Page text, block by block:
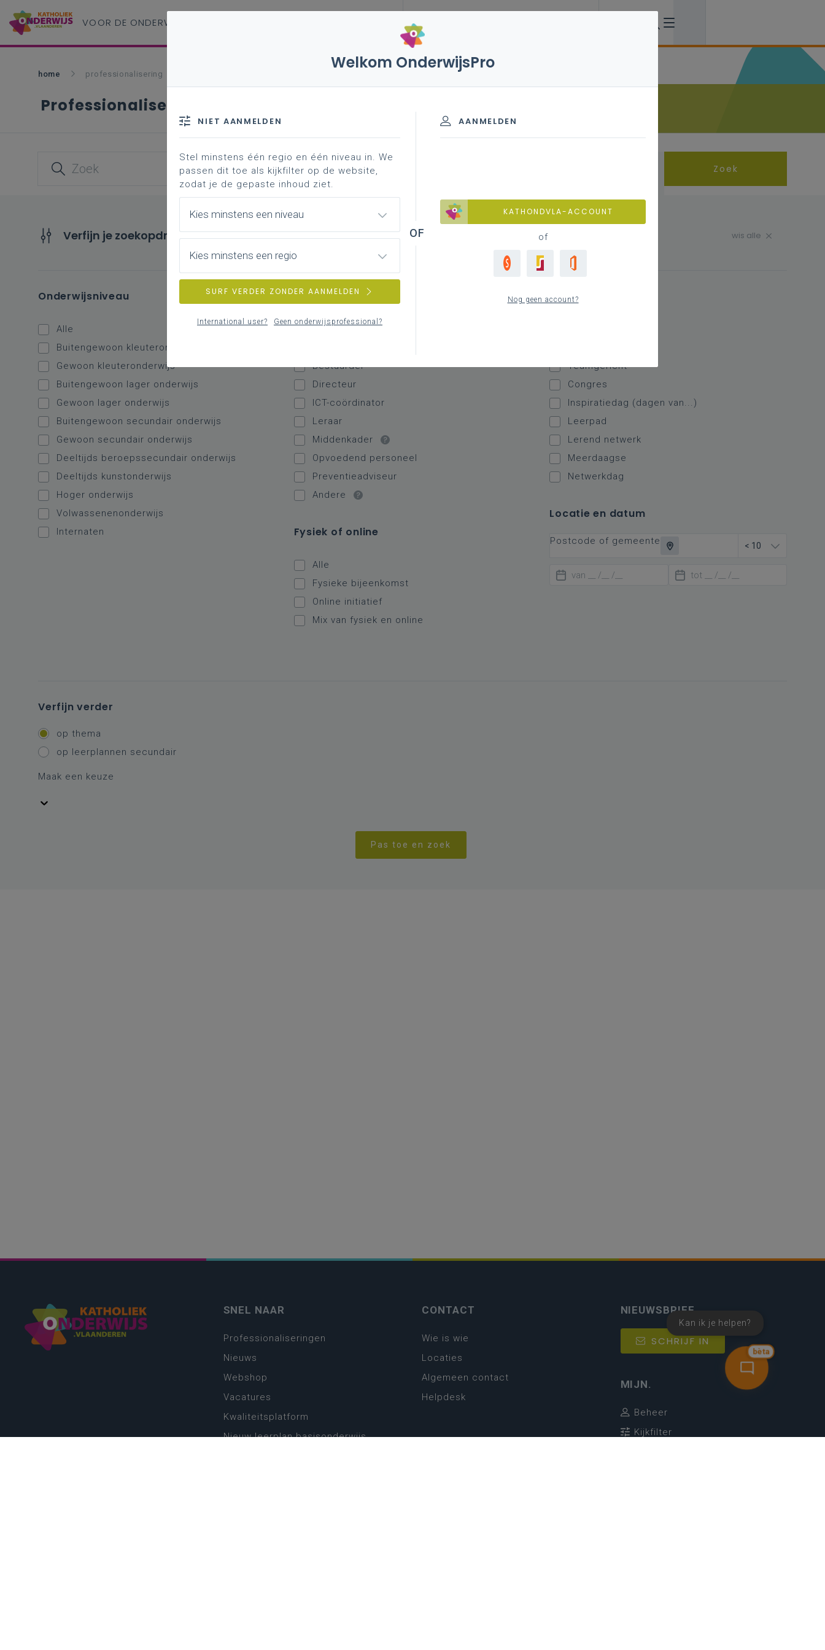
VOOR DE ONDERWIJS
home professionalisering
Professionalisering
Zoek
Verfijn je zoekopdracht wis alle
Onderwijsniveau
Alle
Buitengewoon kleuteronderwijs
Gewoon kleuteronderwijs
Buitengewoon lager onderwijs
Gewoon lager onderwijs
Buitengewoon secundair onderwijs
Gewoon secundair onderwijs
Deeltijds beroepssecundair onderwijs
Deeltijds kunstonderwijs
Hoger onderwijs
Volwassenenonderwijs
Internaten
Functies
Alle
Bestuurder
Directeur
ICT-coördinator
Leraar
Middenkader
Opvoedend personeel
Preventieadviseur
Andere
Fysiek of online
Alle
Fysieke bijeenkomst
Online initiatief
Mix van fysiek en online
Type initiatief
Teamgericht
Congres
Inspiratiedag (dagen van...)
Leerpad
Lerend netwerk
Meerdaagse
Netwerkdag
Locatie en datum
Postcode of gemeente < 10
Verfijn verder
op thema
op leerplannen secundair
Maak een keuze
Pas toe en zoek
bèta
Kan ik je helpen?
SNEL NAAR
Professionaliseringen
Nieuws
Webshop
Vacatures
Kwaliteitsplatform
Nieuw leerplan basisonderwijs
CONTACT
Wie is wie
Locaties
Algemeen contact
Helpdesk
NIEUWSBRIEF
SCHRIJF IN
MIJN.
Beheer
Kijkfilter
Welkom OnderwijsPro
AANMELDEN
KATHONDVLA-ACCOUNT
of
Nog geen account?
NIET AANMELDEN
Stel minstens één regio en één niveau in. We
passen dit toe als kijkfilter op de website,
zodat je de gepaste inhoud ziet.
Kies minstens een niveau
Kies minstens een regio
SURF VERDER ZONDER AANMELDEN
International user? Geen onderwijsprofessional?